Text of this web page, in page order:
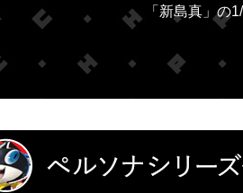
「新島真」の